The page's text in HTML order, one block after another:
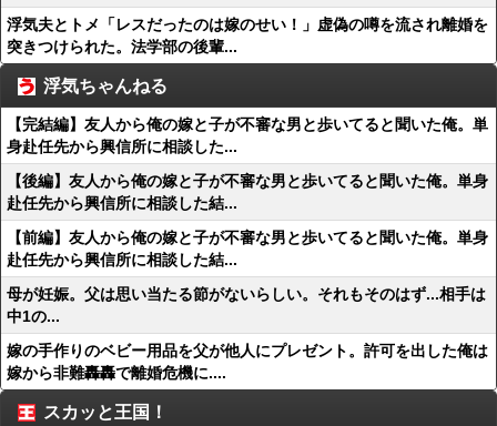
浮気夫とトメ「レスだったのは嫁のせい！」虚偽の噂を流され離婚を
突きつけられた。法学部の後輩...
浮気ちゃんねる
【完結編】友人から俺の嫁と子が不審な男と歩いてると聞いた俺。単
身赴任先から興信所に相談した...
【後編】友人から俺の嫁と子が不審な男と歩いてると聞いた俺。単身
赴任先から興信所に相談した結...
【前編】友人から俺の嫁と子が不審な男と歩いてると聞いた俺。単身
赴任先から興信所に相談した結...
母が妊娠。父は思い当たる節がないらしい。それもそのはず...相手は
中1の...
嫁の手作りのベビー用品を父が他人にプレゼント。許可を出した俺は
嫁から非難轟轟で離婚危機に....
スカッと王国！